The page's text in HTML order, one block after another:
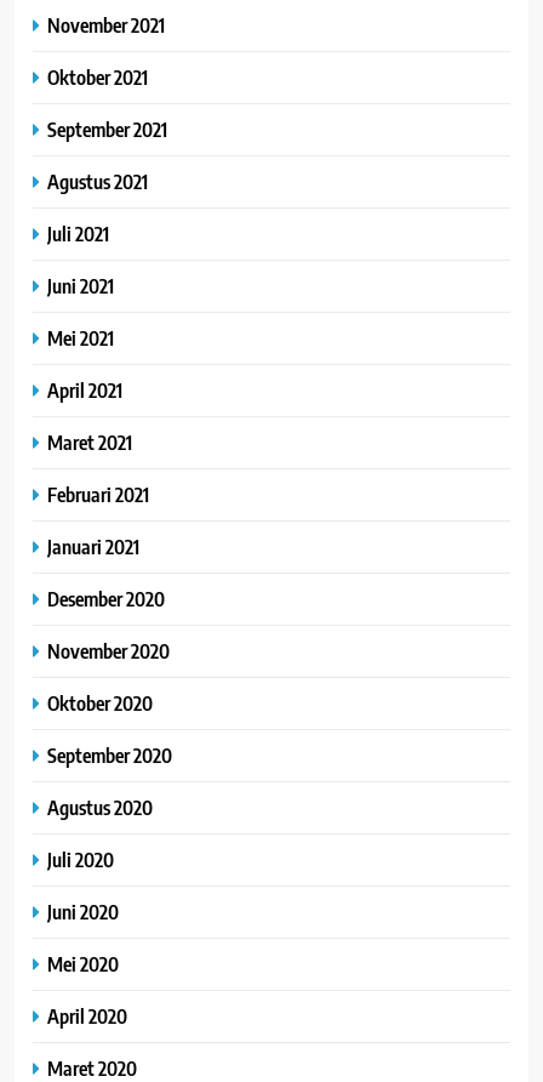
November 2021
Oktober 2021
September 2021
Agustus 2021
Juli 2021
Juni 2021
Mei 2021
April 2021
Maret 2021
Februari 2021
Januari 2021
Desember 2020
November 2020
Oktober 2020
September 2020
Agustus 2020
Juli 2020
Juni 2020
Mei 2020
April 2020
Maret 2020